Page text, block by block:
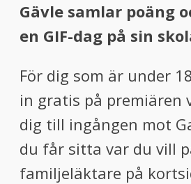
Gävle samlar poäng
en GIF-dag på sin
För dig som är under
in gratis på premiären
dig till ingången mot
du får sitta var du vill
familjeläktare på